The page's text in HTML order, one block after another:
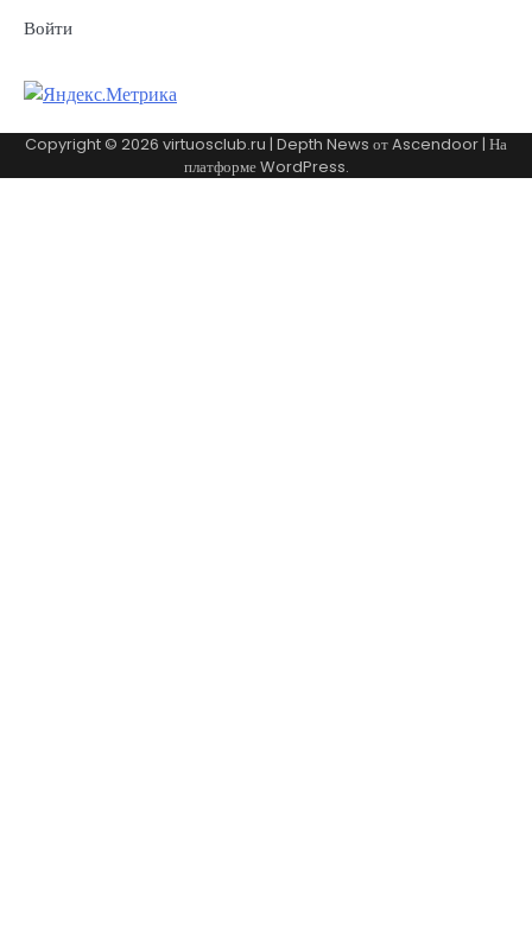
Войти
Copyright © 2026 virtuosclub.ru | Depth News отAscendoor| На
платформеWordPress.